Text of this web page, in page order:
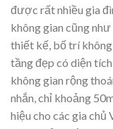
được rất nhiều gia
không gian cũng
thiết kế, bố trí không
tầng đẹp có diện
không gian rộng
nhắn, chỉ khoảng
hiệu cho các gia